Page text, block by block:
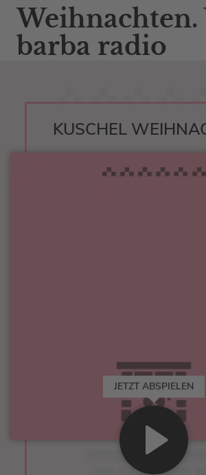
Weihnachten.
barba radio
KUSCHEL
JETZT ABSPIELEN